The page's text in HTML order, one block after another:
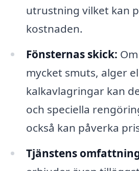
utrustning vilket kan
kostnaden.
Fönsternas skick:
mycket smuts, alger
kalkavlagringar kan
och speciella
också kan påverka
Tjänstens